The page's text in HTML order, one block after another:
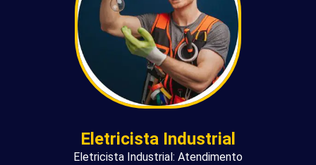
Eletricista Industrial
Eletricista Industrial: Atendimento